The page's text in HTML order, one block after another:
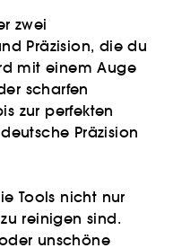
zwei
Präzision, die du
mit einem Auge
scharfen
zur perfekten
Präzision
Tools nicht nur
reinigen sind.
unschöne